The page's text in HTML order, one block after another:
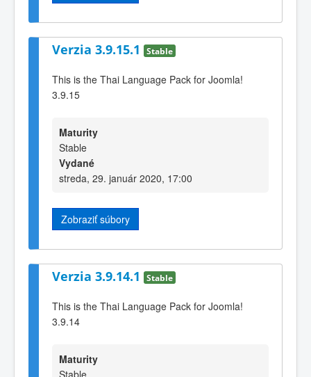
Verzia 3.9.15.1 Stable
This is the Thai Language Pack for Joomla!
3.9.15
Maturity
Stable
Vydané
streda, 29. január 2020, 17:00
Zobraziť súbory
Verzia 3.9.14.1 Stable
This is the Thai Language Pack for Joomla!
3.9.14
Maturity